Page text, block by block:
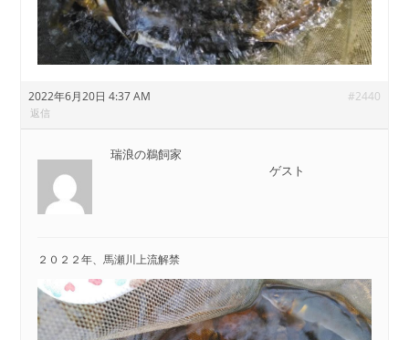
2022年6月20日 4:37 AM #2440
返信
瑞浪の鵜飼家
ゲスト
２０２２年、馬瀬川上流解禁